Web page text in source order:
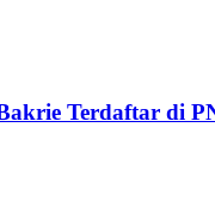
Terdaftar di